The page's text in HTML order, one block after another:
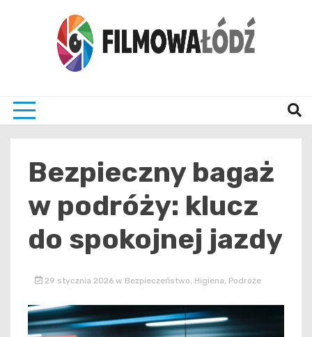
Bezpieczny bagaż
w podróży: klucz
do spokojnej jazdy
29 stycznia 2026 w Bezpieczeństwo Higiena Podróże